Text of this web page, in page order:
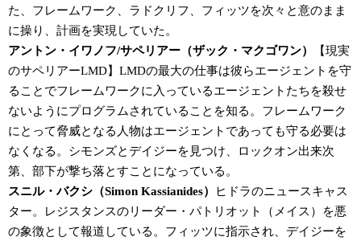
た、フレームワーク、ラドクリフ、フィッツを次々と意のまま
に操り、計画を実現していた。
アントン・イワノフ/サペリアー（ザック・マクゴワン）
【現実
のサペリアーLMD】LMDの最大の仕事は彼らエージェントを守
ることでフレームワークに入っているエージェントたちを殺せ
ないようにプログラムされていることを知る。フレームワーク
にとって脅威となる人物はエージェントであっても守る必要は
なくなる。シモンズとデイジーを見つけ、ロックオン出来次
第、部下が撃ち落とすことになっている。
スニル・バクシ（Simon Kassianides）
ヒドラのニュースキャス
ター。レジスタンスのリーダー・パトリオット（メイス）を悪
の象徴として報道している。フィッツに指示され、デイジーを